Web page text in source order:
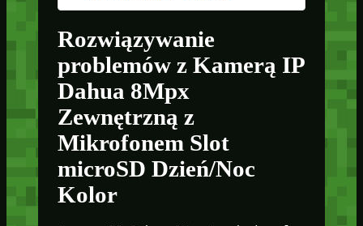
Rozwiązywanie
problemów z Kamerą IP
Dahua 8Mpx
Zewnętrzną z
Mikrofonem Slot
microSD Dzień/Noc
Kolor